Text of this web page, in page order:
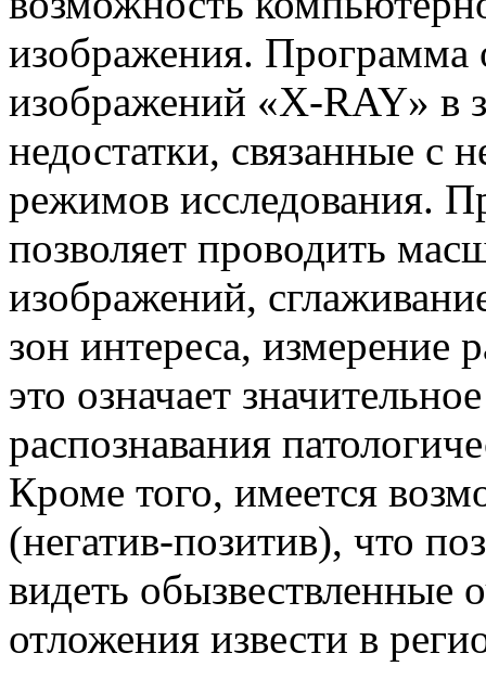
изображения. Программа
изображений «X-RAY» в
недостатки, связанные с
режимов исследования.
позволяет проводить
изображений,
зон интереса, измерение
это означает
распознавания
Кроме того, имеется
(негатив-позитив), что
видеть обызвествленные
отложения извести в